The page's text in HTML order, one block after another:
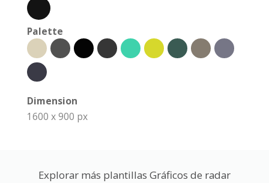
Palette
Dimension
1600 x 900 px
Explorar más plantillas Gráficos de radar